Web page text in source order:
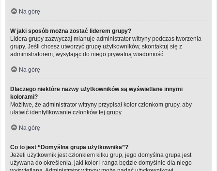
Na górę
W jaki sposób można zostać liderem grupy?
Lidera grupy zazwyczaj mianuje administrator witryny podczas tworzenia
grupy. Jeśli chcesz utworzyć grupę użytkowników, skontaktuj się z
administratorem, wysyłając do niego prywatną wiadomość.
Na górę
Dlaczego niektóre nazwy użytkowników są wyświetlane innymi
kolorami?
Możliwe, że administrator witryny przypisał kolor członkom grupy, aby
ułatwić identyfikowanie członków tej grupy.
Na górę
Co to jest “Domyślna grupa użytkownika”?
Jeżeli użytkownik jest członkiem kilku grup, jego domyślna grupa jest
używana do określenia, jaki kolor i ranga będzie domyślnie dla niego